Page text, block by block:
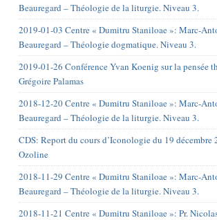
Beauregard – Théologie de la liturgie. Niveau 3.
2019-01-03 Centre « Dumitru Staniloae »: Marc-
Beauregard – Théologie dogmatique. Niveau 3.
2019-01-26 Conférence Yvan Koenig sur la pensée
Grégoire Palamas
2018-12-20 Centre « Dumitru Staniloae »: Marc-
Beauregard – Théologie de la liturgie. Niveau 3.
CDS: Report du cours d’Iconologie du 19 décembre
Ozoline
2018-11-29 Centre « Dumitru Staniloae »: Marc-
Beauregard – Théologie de la liturgie. Niveau 3.
2018-11-21 Centre « Dumitru Staniloae »: Pr.